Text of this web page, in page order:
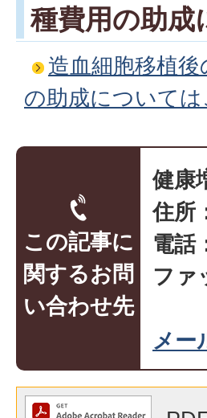
種費用の助成
造血細胞移植
の助成については
この記事に
関するお問
い合わせ先
健康
住所
電話
ファ
メー